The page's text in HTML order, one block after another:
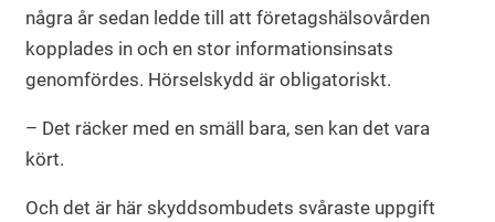
några år sedan ledde till att företagshälsovården
kopplades in och en stor informationsinsats
genomfördes. Hörselskydd är obligatoriskt.
– Det räcker med en smäll bara, sen kan det vara
kört.
Och det är här skyddsombudets svåraste uppgift